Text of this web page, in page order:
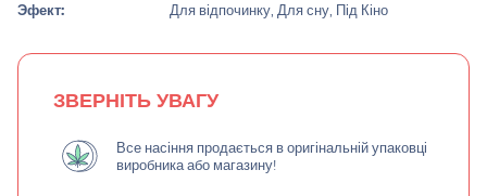
Эфект:
Для відпочинку, Для сну, Під Кіно
ЗВЕРНІТЬ УВАГУ
Все насіння продається в оригінальній упаковці
виробника або магазину!